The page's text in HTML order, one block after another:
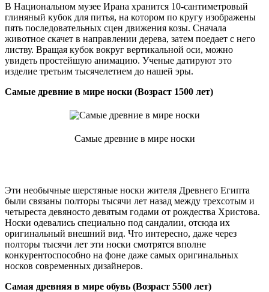
В Национальном музее Ирана хранится 10-сантиметровый
глиняный кубок для питья, на котором по кругу изображены
пять последовательных сцен движения козы. Сначала
животное скачет в направлении дерева, затем поедает с него
листву. Вращая кубок вокруг вертикальной оси, можно
увидеть простейшую анимацию. Ученые датируют это
изделие третьим тысячелетием до нашей эры.
Самые древние в мире носки (Возраст 1500 лет)
Самые древние в мире носки
Эти необычные шерстяные носки жителя Древнего Египта
были связаны полторы тысячи лет назад между трехсотым и
четыреста девяносто девятым годами от рождества Христова.
Носки одевались специально под сандалии, отсюда их
оригинальный внешний вид. Что интересно, даже через
полторы тысячи лет эти носки смотрятся вполне
конкурентоспособно на фоне даже самых оригинальных
носков современных дизайнеров.
Самая древняя в мире обувь (Возраст 5500 лет)